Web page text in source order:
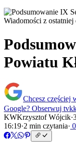
Wiadomości z
Powiatu
Chcesz częściej
Google? Obserwuj
KWKrzysztof Wójcik·
16:19·2 min czytania· 0